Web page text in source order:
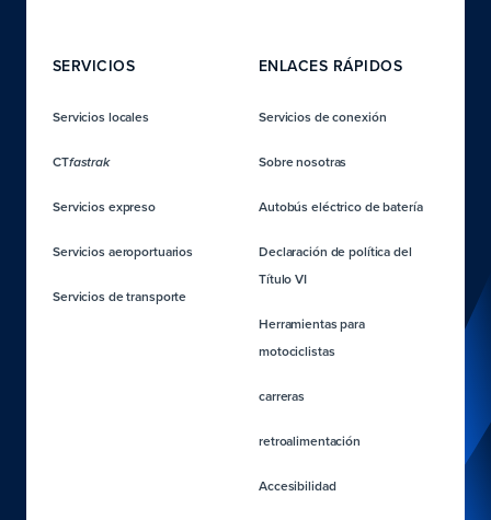
SERVICIOS
Servicios locales
CTfastrak
Servicios expreso
Servicios aeroportuarios
Servicios de transporte
ENLACES RÁPIDOS
Servicios de conexión
Sobre nosotras
Autobús eléctrico de batería
Declaración de política del
Título VI
Herramientas para
motociclistas
carreras
retroalimentación
Accesibilidad